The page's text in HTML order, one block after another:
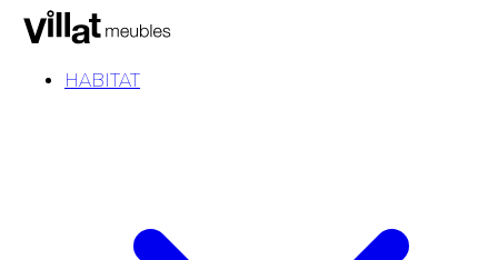
HABITAT